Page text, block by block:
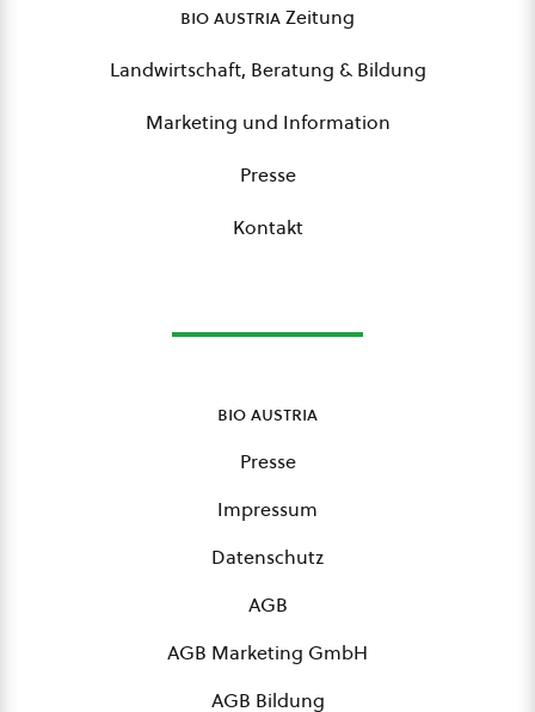
bio austriaZeitung
Landwirtschaft, Beratung & Bildung
Marketing und Information
Presse
Kontakt
bio austria
Presse
Impressum
Datenschutz
AGB
AGB Marketing GmbH
AGB Bildung